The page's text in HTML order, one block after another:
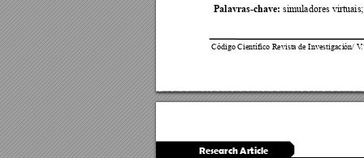
Código Científico Revista de Investigación/ V
Palavras-chave: simuladores
Research Article